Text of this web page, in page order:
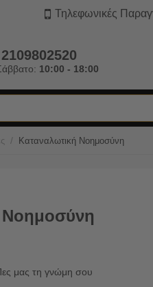
Τηλεφωνικές
2109802520
10:00 - 18:00
/ Καταναλωτική Νοημοσύνη
Νοημοσύνη
μας τη γνώμη σου